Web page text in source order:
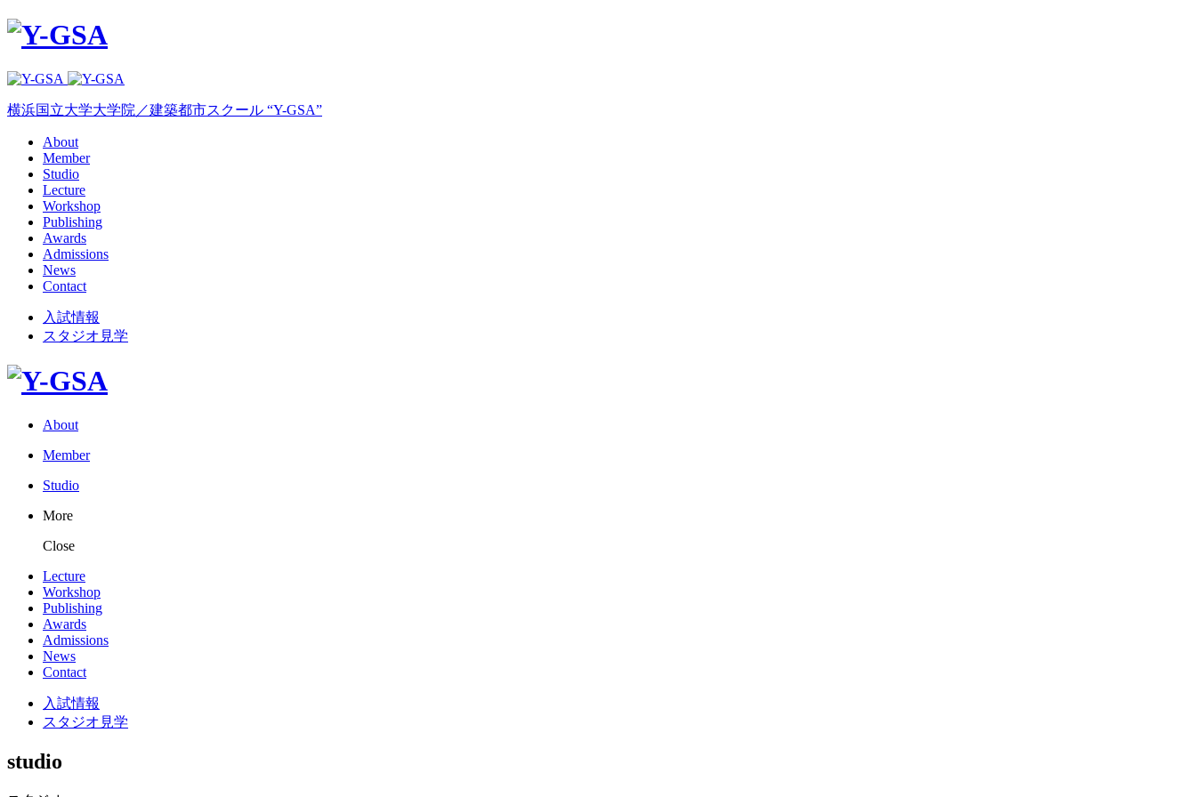
横浜国立大学大学院／建築都市スクール “Y-GSA”
About
Member
Studio
Lecture
Workshop
Publishing
Awards
Admissions
News
Contact
入試情報
スタジオ見学
About
Member
Studio
More
Close
Lecture
Workshop
Publishing
Awards
Admissions
News
Contact
入試情報
スタジオ見学
studio